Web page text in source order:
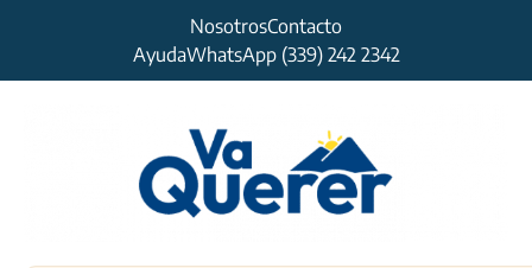
NosotrosContacto
AyudaWhatsApp (339) 242 2342